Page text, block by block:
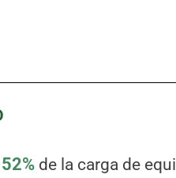
52% de la carga de